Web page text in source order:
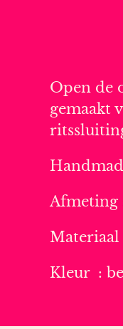
Open de
gemaakt
Afmeting
Materiaal
Kleur :